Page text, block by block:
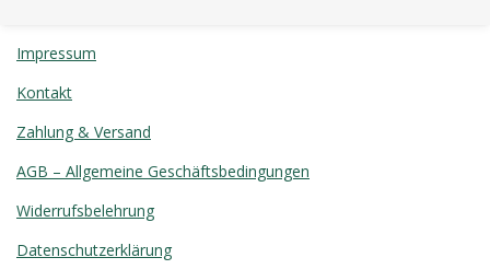
Impressum
Kontakt
Zahlung & Versand
AGB – Allgemeine Geschäftsbedingungen
Widerrufsbelehrung
Datenschutzerklärung